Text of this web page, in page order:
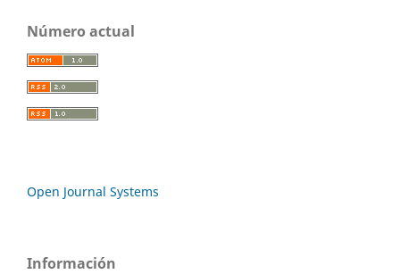
Número actual
Open Journal Systems
Información